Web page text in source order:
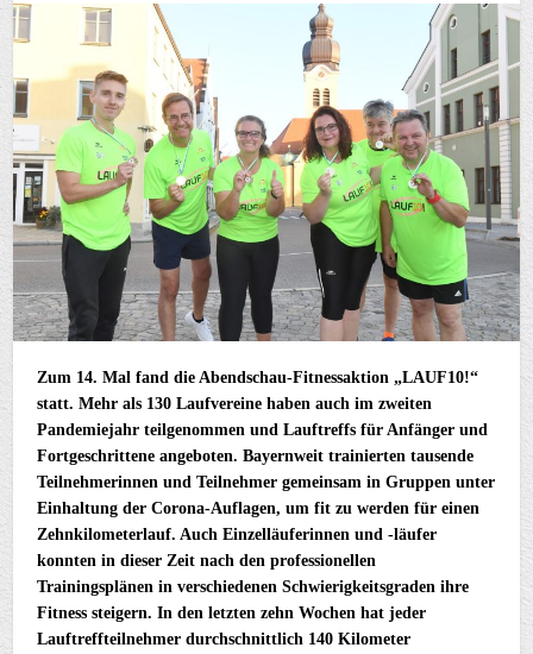
Zum 14. Mal fand die Abendschau-Fitnessaktion „LAUF10!“
statt. Mehr als 130 Laufvereine haben auch im zweiten
Pandemiejahr teilgenommen und Lauftreffs für Anfänger und
Fortgeschrittene angeboten. Bayernweit trainierten tausende
Teilnehmerinnen und Teilnehmer gemeinsam in Gruppen unter
Einhaltung der Corona-Auflagen, um fit zu werden für einen
Zehnkilometerlauf. Auch Einzelläuferinnen und -läufer
konnten in dieser Zeit nach den professionellen
Trainingsplänen in verschiedenen Schwierigkeitsgraden ihre
Fitness steigern. In den letzten zehn Wochen hat jeder
Lauftreffteilnehmer durchschnittlich 140 Kilometer